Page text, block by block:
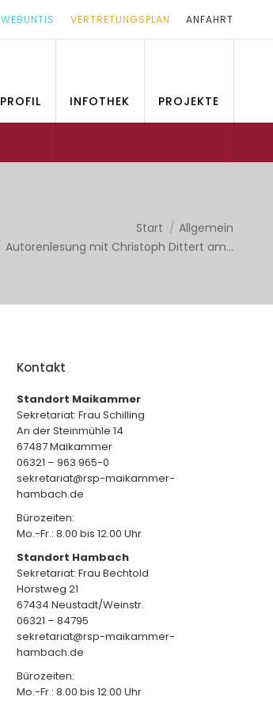
WEBUNTIS VERTRETUNGSPLAN ANFAHRT
PROFIL INFOTHEK PROJEKTE
Start
Allgemein
Autorenlesung mit Christoph Dittert am…
Kontakt
Standort Maikammer
Sekretariat: Frau Schilling
An der Steinmühle 14
67487 Maikammer
06321 – 963 965-0
sekretariat@rsp-maikammer-
hambach.de
Bürozeiten:
Mo.-Fr.: 8.00 bis 12.00 Uhr
Standort Hambach
Sekretariat: Frau Bechtold
Horstweg 21
67434 Neustadt/Weinstr.
06321 – 84795
sekretariat@rsp-maikammer-
hambach.de
Bürozeiten:
Mo.-Fr.: 8.00 bis 12.00 Uhr